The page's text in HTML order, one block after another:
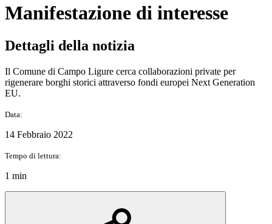
Manifestazione di interesse
Dettagli della notizia
Il Comune di Campo Ligure cerca collaborazioni private per
rigenerare borghi storici attraverso fondi europei Next Generation
EU.
Data:
14 Febbraio 2022
Tempo di lettura:
1 min